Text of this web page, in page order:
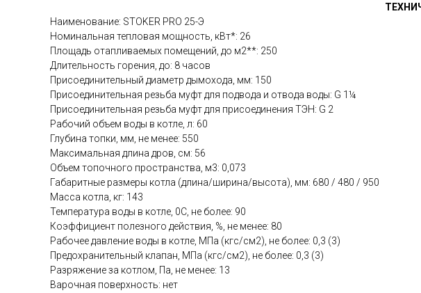
Наименование: STOKER PRO 25-Э
Номинальная тепловая мощность, кВт*: 26
Площадь отапливаемых помещений, до м2**: 250
Длительность горения, до: 8 часов
Присоединительный диаметр дымохода, мм: 150
Присоединительная резьба муфт для подвода и отвода воды: G 1¼
Присоединительная резьба муфт для присоединения ТЭН: G 2
Рабочий объем воды в котле, л: 60
Глубина топки, мм, не менее: 550
Максимальная длина дров, см: 56
Объем топочного пространства, м3: 0,073
Габаритные размеры котла (длина/ширина/высота), мм: 680 / 480 / 950
Масса котла, кг: 143
Температура воды в котле, 0С, не более: 90
Коэффициент полезного действия, %, не менее: 80
Рабочее давление воды в котле, МПа (кгс/см2), не более: 0,3 (3)
Предохранительный клапан, МПа (кгс/см2), не более: 0,3 (3)
Разряжение за котлом, Па, не менее: 13
Варочная поверхность: нет